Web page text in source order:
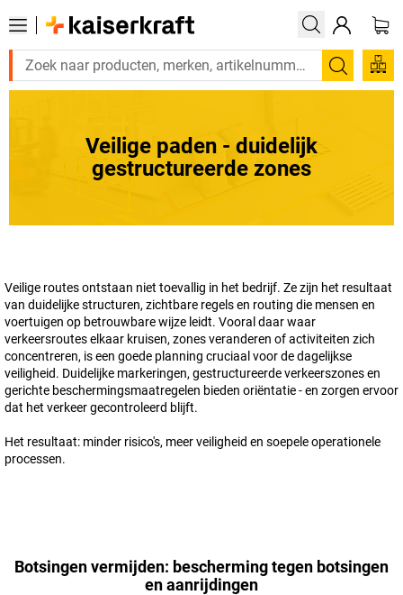
Zoeken
Veilige paden - duidelijk
gestructureerde zones
Veilige routes ontstaan niet toevallig in het bedrijf. Ze zijn het resultaat
van duidelijke structuren, zichtbare regels en routing die mensen en
voertuigen op betrouwbare wijze leidt. Vooral daar waar
verkeersroutes elkaar kruisen, zones veranderen of activiteiten zich
concentreren, is een goede planning cruciaal voor de dagelijkse
veiligheid. Duidelijke markeringen, gestructureerde verkeerszones en
gerichte beschermingsmaatregelen bieden oriëntatie - en zorgen ervoor
dat het verkeer gecontroleerd blijft.
Het resultaat: minder risico's, meer veiligheid en soepele operationele
processen.
Botsingen vermijden: bescherming tegen botsingen
en aanrijdingen